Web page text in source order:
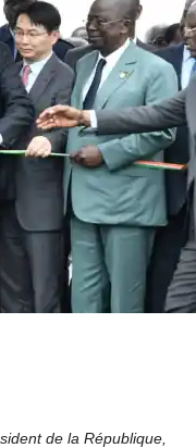
de la République,